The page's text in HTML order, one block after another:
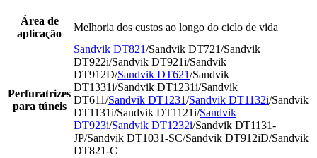
Área de
aplicação
Melhoria dos custos ao longo do ciclo de vida
Perfuratrizes
para túneis
Sandvik DT821/Sandvik DT721/Sandvik
DT922i/Sandvik DT921i/Sandvik
DT912D/Sandvik DT621/Sandvik
DT1331i/Sandvik DT1231i/Sandvik
DT611/Sandvik DT1231/Sandvik DT1132i/Sandvik
DT1131i/Sandvik DT1121i/Sandvik
DT923i/Sandvik DT1232i/Sandvik DT1131-
JP/Sandvik DT1031-SC/Sandvik DT912iD/Sandvik
DT821-C